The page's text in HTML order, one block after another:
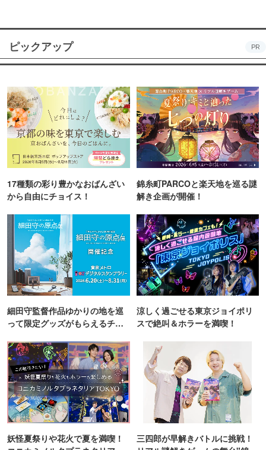
ピックアップ PR
17種類の彩り豊かなおばんざい
から自由にチョイス！
錦糸町PARCOと楽天地を巡る謎
解き企画が開催！
細田守監督作品ゆかりの地を巡
って限定グッズがもらえるチャ
涼しく過ごせる東京ジョイポリ
スで絶叫＆ホラーを満喫！
妖怪夏祭りや花火で夏を満喫！
三四郎が早解きバトルに挑戦！